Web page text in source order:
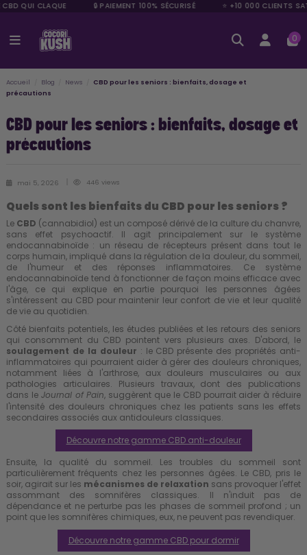
QUI CLAQUE 🔒 PAIEMENT 100% SÉCURISÉ ⭐ +10 000 CLIENTS
0
Accueil Blog News
CBD pour les seniors : bienfaits, dosage et
précautions
CBD pour les seniors : bienfaits, dosage et
précautions
mai 5, 2026 446 views
Quels sont les bienfaits du CBD pour les seniors ?
Le CBD (cannabidiol) est un composé dérivé de la culture du chanvre,
sans effet psychoactif. Il agit principalement sur le système
endocannabinoïde : un réseau de récepteurs présent dans tout le
corps humain, impliqué dans la régulation de la douleur, du sommeil,
de l'humeur et des réponses inflammatoires. Ce système
endocannabinoïde tend à fonctionner de façon moins efficace avec
l'âge, ce qui explique en partie pourquoi les personnes âgées
s'intéressent au CBD pour maintenir leur confort de vie et leur qualité
de vie au quotidien.
Côté bienfaits potentiels, les études publiées et les retours des seniors
qui consomment du CBD pointent vers plusieurs axes. D'abord, le
soulagement de la douleur : le CBD présente des propriétés anti-
inflammatoires qui pourraient aider à gérer des douleurs chroniques,
notamment liées à l'arthrose, aux douleurs musculaires ou aux
pathologies articulaires. Plusieurs travaux, dont des publications
dans le Journal of Pain, suggèrent que le CBD pourrait aider à réduire
l'intensité des douleurs chroniques chez les patients sans les effets
secondaires associés aux antidouleurs classiques.
Découvre notre gamme CBD anti-douleur
Ensuite, la qualité du sommeil. Les troubles du sommeil sont
particulièrement fréquents chez les personnes âgées. Le CBD, pris le
soir, agirait sur les mécanismes de relaxation sans provoquer l'effet
assommant des somnifères classiques. Il n'induit pas de
dépendance et ne perturbe pas les phases de sommeil profond ; un
point que les somnifères chimiques, eux, ne peuvent pas revendiquer.
Découvre notre gamme CBD pour dormir